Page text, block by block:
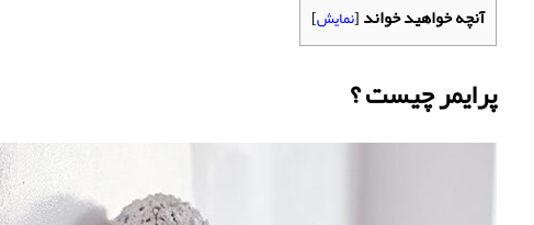
آنچه خواهید خواند[نمایش]
پرایمر چیست ؟